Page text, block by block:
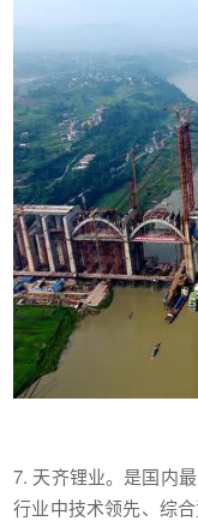
7. 天齐锂业。是国内
行业中技术领先、综